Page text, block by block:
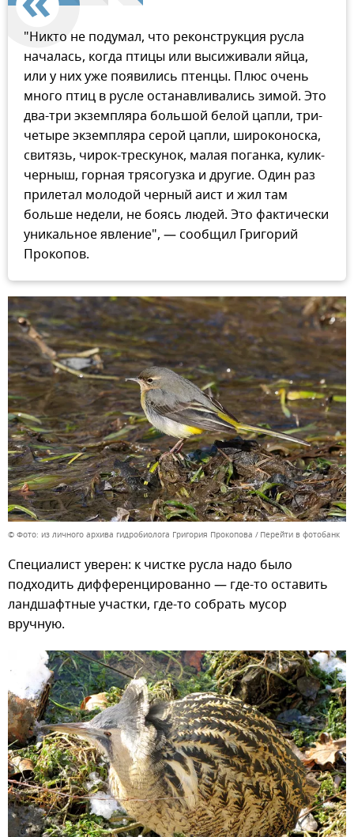
"Никто не подумал, что реконструкция русла
началась, когда птицы или высиживали яйца,
или у них уже появились птенцы. Плюс очень
много птиц в русле останавливались зимой. Это
два-три экземпляра большой белой цапли, три-
четыре экземпляра серой цапли, широконоска,
свитязь, чирок-трескунок, малая поганка, кулик-
черныш, горная трясогузка и другие. Один раз
прилетал молодой черный аист и жил там
больше недели, не боясь людей. Это фактически
уникальное явление", — сообщил Григорий
Прокопов.
© Фото: из личного архива гидробиолога Григория Прокопова Перейти в фотобанк
Специалист уверен: к чистке русла надо было
подходить дифференцированно — где-то оставить
ландшафтные участки, где-то собрать мусор
вручную.